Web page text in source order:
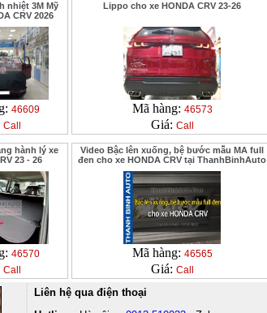
nhiệt 3M Mỹ
CRV 2026
46609
Call
Lippo cho xe HONDA CRV 23-26
Mã hàng: 46573
Giá: Call
hành lý xe
23 - 26
46570
Call
Video Bậc lên xuống, bệ bước mẫu MA full
đen cho xe HONDA CRV tại ThanhBinhAuto
Mã hàng: 46565
Giá: Call
Liên hệ qua điện thoại